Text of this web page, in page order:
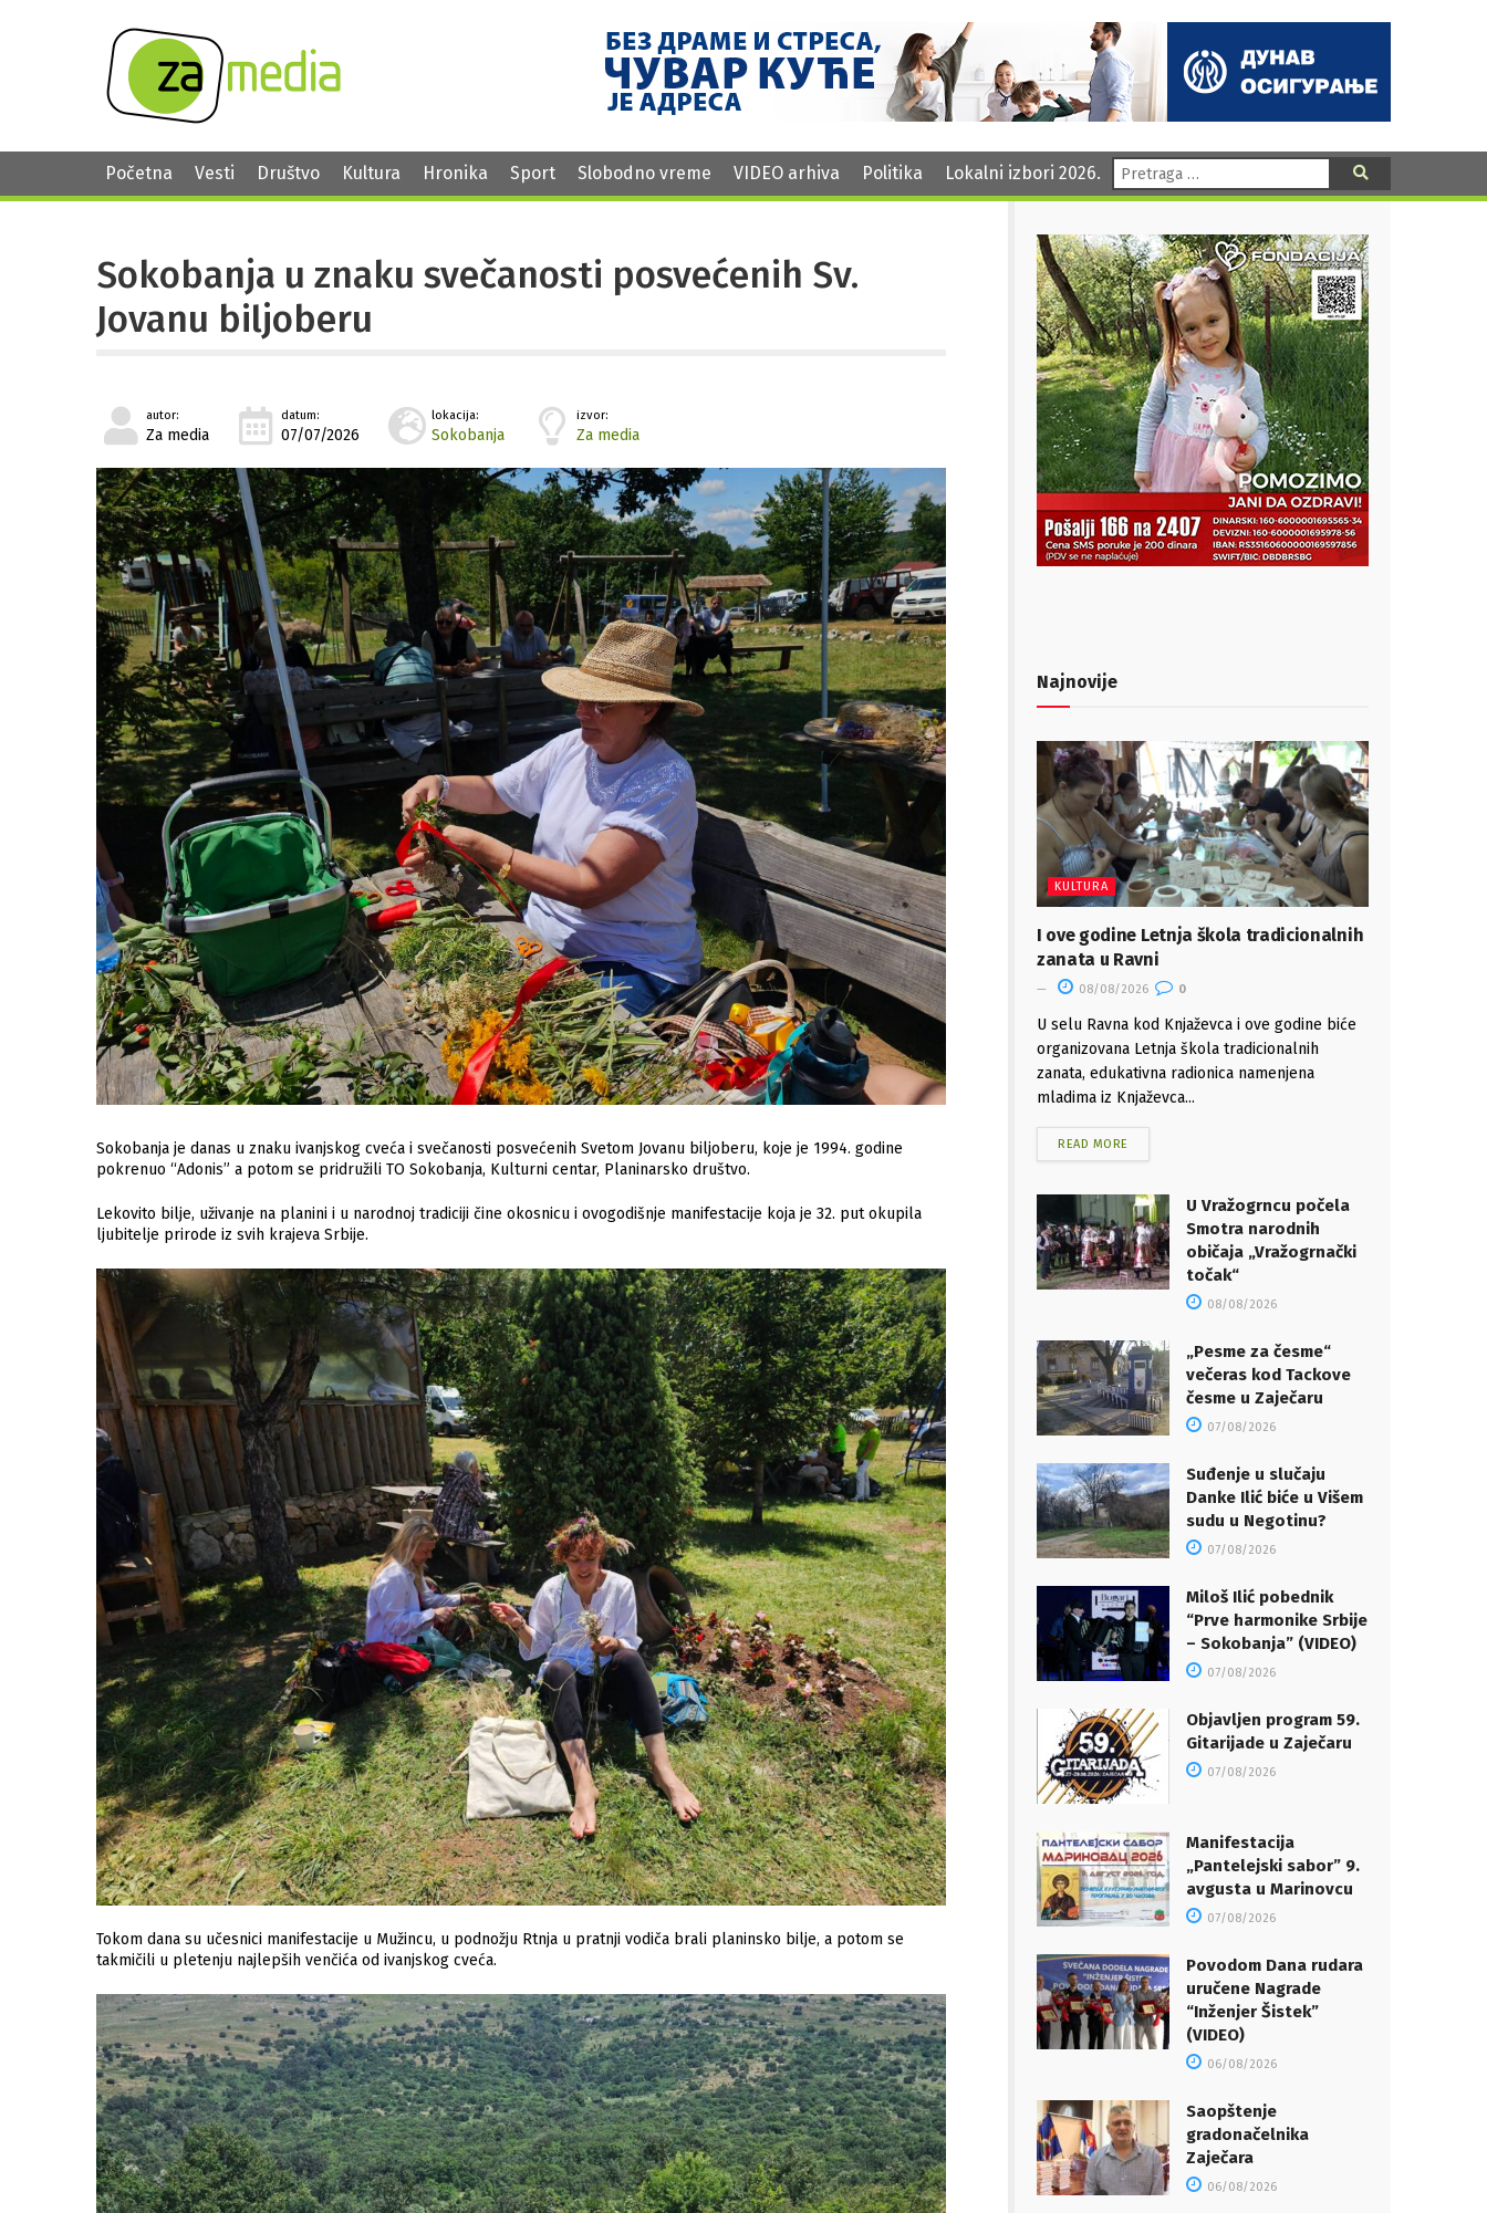
Početna Vesti Društvo Kultura Hronika Sport Slobodno vreme VIDEO arhiva Politika Lokalni izbori 2026. Pretraga:
Sokobanja u znaku svečanosti posvećenih Sv.
Jovanu biljoberu
autor:
Za media
datum:
07/07/2026
lokacija:
Sokobanja
izvor:
Za media
Sokobanja je danas u znaku ivanjskog cveća i svečanosti posvećenih Svetom Jovanu biljoberu, koje je 1994. godine
pokrenuo “Adonis” a potom se pridružili TO Sokobanja, Kulturni centar, Planinarsko društvo.
Lekovito bilje, uživanje na planini i u narodnoj tradiciji čine okosnicu i ovogodišnje manifestacije koja je 32. put okupila
ljubitelje prirode iz svih krajeva Srbije.
Tokom dana su učesnici manifestacije u Mužincu, u podnožju Rtnja u pratnji vodiča brali planinsko bilje, a potom se
takmičili u pletenju najlepših venčića od ivanjskog cveća.
Najnovije
KULTURA
I ove godine Letnja škola tradicionalnih
zanata u Ravni
08/08/2026 0
U selu Ravna kod Knjaževca i ove godine biće
organizovana Letnja škola tradicionalnih
zanata, edukativna radionica namenjena
mladima iz Knjaževca...
READ MORE
U Vražogrncu počela
Smotra narodnih
običaja „Vražogrnački
točak“
08/08/2026
„Pesme za česme“
večeras kod Tackove
česme u Zaječaru
07/08/2026
Suđenje u slučaju
Danke Ilić biće u Višem
sudu u Negotinu?
07/08/2026
Miloš Ilić pobednik
“Prve harmonike Srbije
– Sokobanja” (VIDEO)
07/08/2026
Objavljen program 59.
Gitarijade u Zaječaru
07/08/2026
Manifestacija
„Pantelejski sabor” 9.
avgusta u Marinovcu
07/08/2026
Povodom Dana rudara
uručene Nagrade
“Inženjer Šistek”
(VIDEO)
06/08/2026
Saopštenje
gradonačelnika
Zaječara
06/08/2026